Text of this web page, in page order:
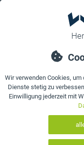
Details